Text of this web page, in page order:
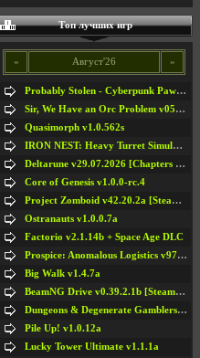
Топ лучших игр
« Август'26 »
Probably Stolen - Cyberpunk Pawnshop Simulator v048c [Playtest]
Sir, We Have an Orc Problem v05.08.2026
Quasimorph v1.0.562s
IRON NEST: Heavy Turret Simulator v1.0a
Deltarune v29.07.2026 [Chapters 1-5] / + RUS [Chapters 1-5]
Core of Genesis v1.0.0-rc.4
Project Zomboid v42.20.2a [Steam Early Access]
Ostranauts v1.0.0.7a
Factorio v2.1.14b + Space Age DLC
Prospice: Anomalous Logistics v97 [Playtest]
Big Walk v1.4.7a
BeamNG Drive v0.39.2.1b [Steam Early Access]
Dungeons & Degenerate Gamblers v2.0.2a
Pile Up! v1.0.12a
Lucky Tower Ultimate v1.1.1a